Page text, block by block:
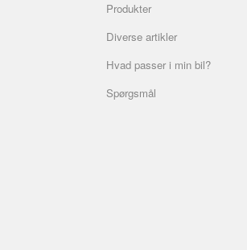
Produkter
Diverse artikler
Hvad passer i min bil?
Spørgsmål